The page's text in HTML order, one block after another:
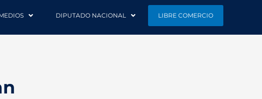
DIPUTADO NACIONAL LIBRE COMERCIO